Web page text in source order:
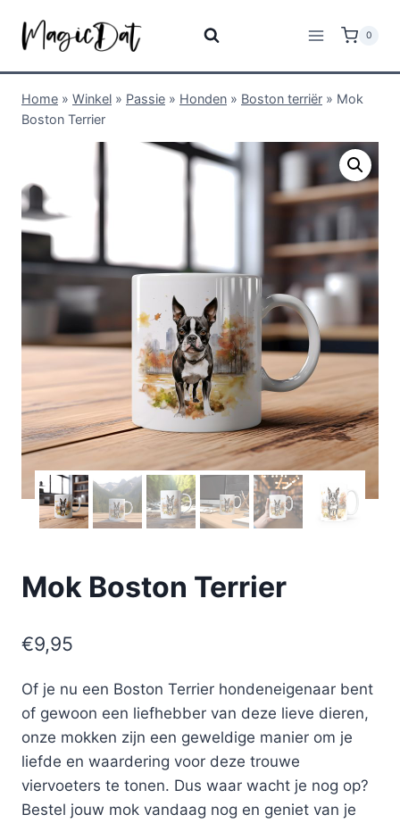
0
Home » Winkel » Passie » Honden » Boston terriër » Mok
Boston Terrier
Mok Boston Terrier
€9,95
Of je nu een Boston Terrier hondeneigenaar bent
of gewoon een liefhebber van deze lieve dieren,
onze mokken zijn een geweldige manier om je
liefde en waardering voor deze trouwe
viervoeters te tonen. Dus waar wacht je nog op?
Bestel jouw mok vandaag nog en geniet van je